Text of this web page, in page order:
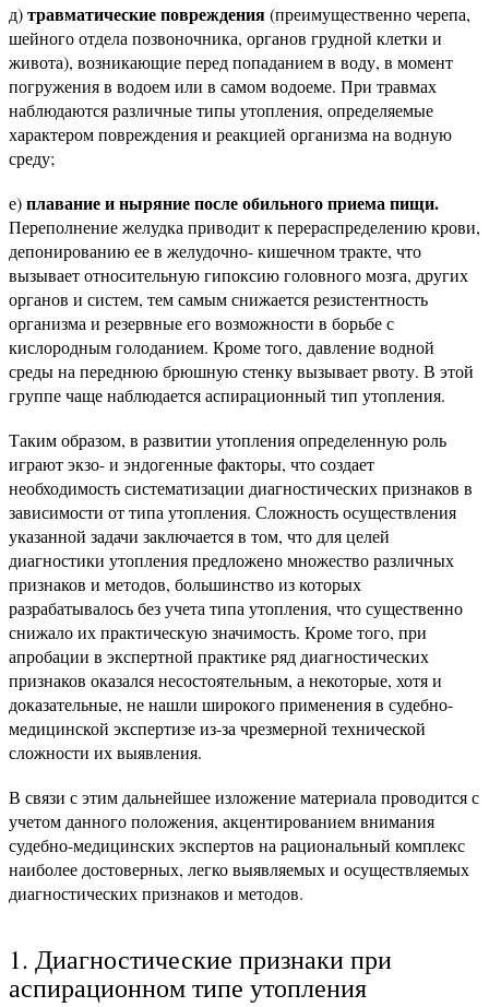
д)травматические повреждения(преимущественно черепа,
шейного отдела позвоночника, органов грудной клетки и
живота), возникающие перед попаданием в воду, в момент
погружения в водоем или в самом водоеме. При травмах
наблюдаются различные типы утопления, определяемые
характером повреждения и реакцией организма на водную
среду;
е)плавание и ныряние после обильного приема пищи.
Переполнение желудка приводит к перераспределению крови,
депонированию ее в желудочно- кишечном тракте, что
вызывает относительную гипоксию головного мозга, других
органов и систем, тем самым снижается резистентность
организма и резервные его возможности в борьбе с
кислородным голоданием. Кроме того, давление водной
среды на переднюю брюшную стенку вызывает рвоту. В этой
группе чаще наблюдается аспирационный тип утопления.
Таким образом, в развитии утопления определенную роль
играют экзо- и эндогенные факторы, что создает
необходимость систематизации диагностических признаков в
зависимости от типа утопления. Сложность осуществления
указанной задачи заключается в том, что для целей
диагностики утопления предложено множество различных
признаков и методов, большинство из которых
разрабатывалось без учета типа утопления, что существенно
снижало их практическую значимость. Кроме того, при
апробации в экспертной практике ряд диагностических
признаков оказался несостоятельным, а некоторые, хотя и
доказательные, не нашли широкого применения в судебно-
медицинской экспертизе из-за чрезмерной технической
сложности их выявления.
В связи с этим дальнейшее изложение материала проводится с
учетом данного положения, акцентированием внимания
судебно-медицинских экспертов на рациональный комплекс
наиболее достоверных, легко выявляемых и осуществляемых
диагностических признаков и методов.
1. Диагностические признаки при
аспирационном типе утопления